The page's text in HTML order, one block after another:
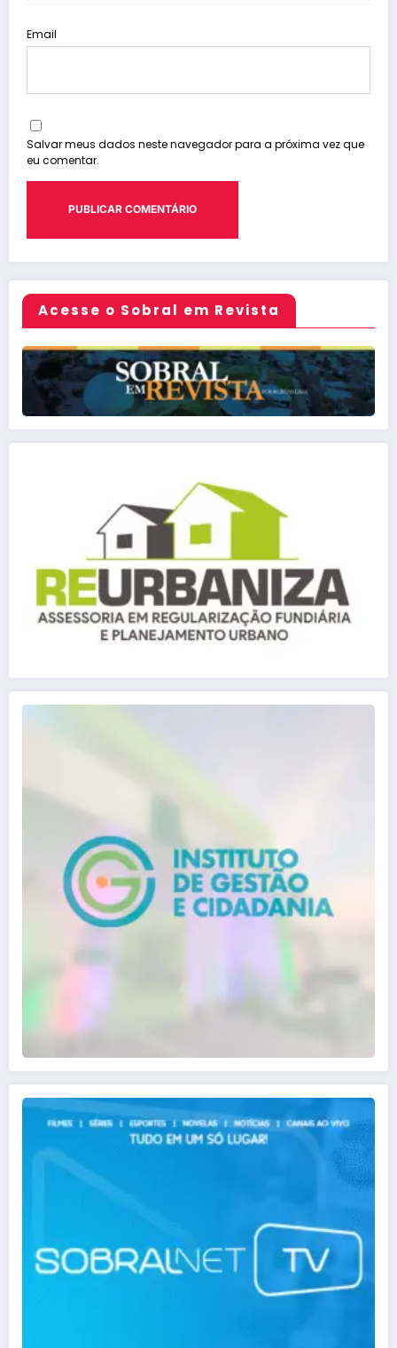
Email
Salvar meus dados neste navegador para a próxima vez que
eu comentar.
Acesse o Sobral em Revista